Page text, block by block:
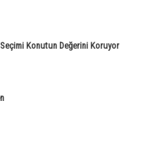
Konutun Değerini Koruyor